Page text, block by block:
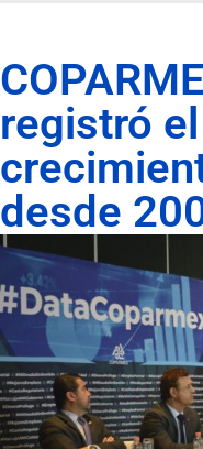
registró
desde